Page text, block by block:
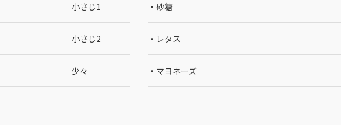
小さじ1
小さじ2
少々
・砂糖
・レタス
・マヨネーズ